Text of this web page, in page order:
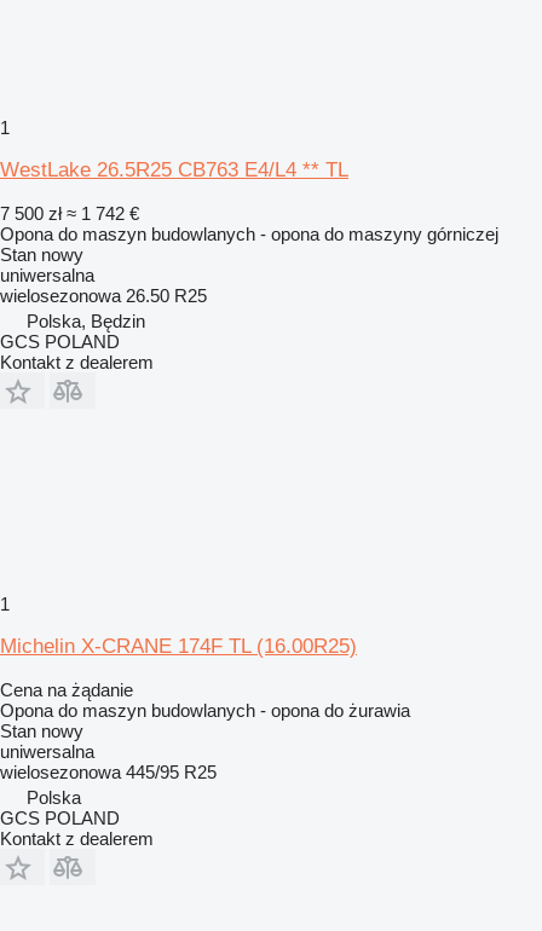
1
WestLake 26.5R25 CB763 E4/L4 ** TL
7 500 zł ≈ 1 742 €
Opona do maszyn budowlanych - opona do maszyny górniczej
Stan nowy
uniwersalna
wielosezonowa 26.50 R25
Polska, Będzin
GCS POLAND
Kontakt z dealerem
1
Michelin X-CRANE 174F TL (16.00R25)
Cena na żądanie
Opona do maszyn budowlanych - opona do żurawia
Stan nowy
uniwersalna
wielosezonowa 445/95 R25
Polska
GCS POLAND
Kontakt z dealerem